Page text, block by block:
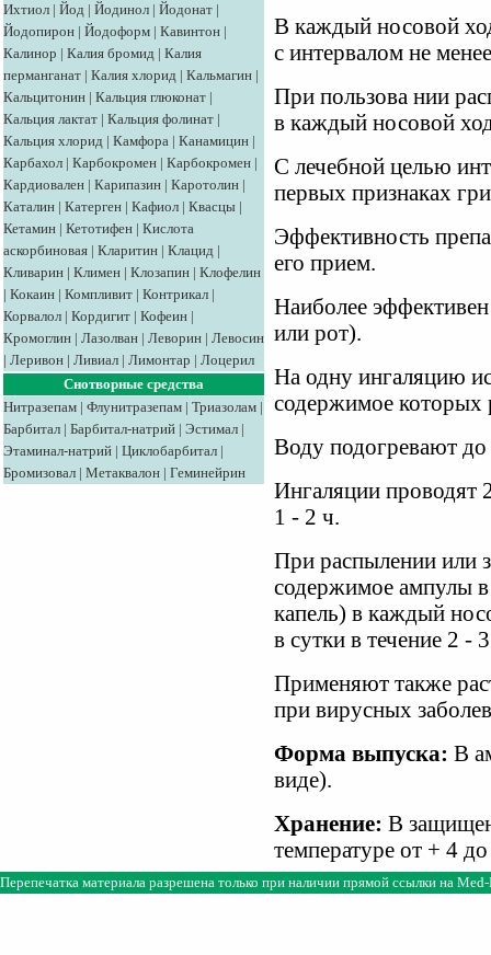
Ихтиол | Йод | Йодинол | Йодонат |
Йодопирон | Йодоформ | Кавинтон |
Калинор | Калия бромид | Калия
перманганат | Калия хлорид | Кальмагин |
Кальцитонин | Кальция глюконат |
Кальция лактат | Кальция фолинат |
Кальция хлорид | Камфора | Канамицин |
Карбахол | Карбокромен | Карбокромен |
Кардиовален | Карипазин | Каротолин |
Каталин | Катерген | Кафиол | Квасцы |
Кетамин | Кетотифен | Кислота
аскорбиновая | Кларитин | Клацид |
Кливарин | Климен | Клозапин | Клофелин
| Кокаин | Компливит | Контрикал |
Корвалол | Кордигит | Кофеин |
Кромоглин | Лазолван | Леворин | Левосин
| Леривон | Ливиал | Лимонтар | Лоцерил
Снотворные средства
Нитразепам | Флунитразепам | Триазолам |
Барбитал | Барбитал-натрий | Эстимал |
Этаминал-натрий | Циклобарбитал |
Бромизовал | Метаквалон | Геминейрин
В каждый носовой
с интервалом не
При пользова нии
в каждый носовой
С лечебной целью
первых признаках
Эффективность
его прием.
Наиболее
или рот).
На одну ингаляцию
содержимое которых
Воду подогревают
Ингаляции проводят
1 - 2 ч.
При распылении или
содержимое ампулы
капель) в каждый
в сутки в течение 2 -
Применяют также
при вирусных
Форма выпуска: В
виде).
Хранение: В
температуре от + 4
Перепечатка материала разрешена только при наличии прямой ссылки на